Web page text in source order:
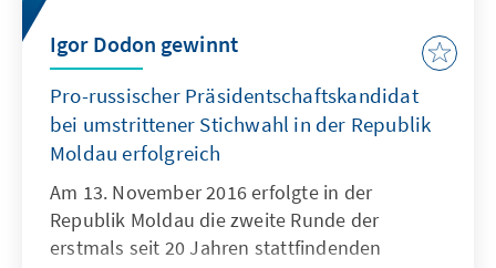
Igor Dodon gewinnt
Pro-russischer Präsidentschaftskandidat
bei umstrittener Stichwahl in der Republik
Moldau erfolgreich
Am 13. November 2016 erfolgte in der
Republik Moldau die zweite Runde der
erstmals seit 20 Jahren stattfindenden